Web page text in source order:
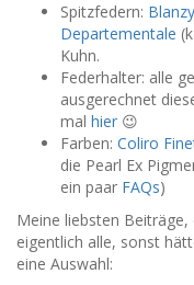
Spitzfedern:
Departementale
Kuhn.
Federhalter: alle
ausgerechnet
mal hier 😉
Farben: Coliro
die Pearl Ex
ein paar FAQs)
Meine liebsten
eigentlich alle, sonst
eine Auswahl: